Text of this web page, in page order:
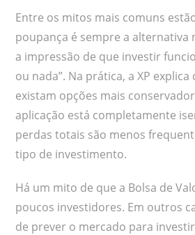
Entre os mitos mais comuns
poupança é sempre a alternativa
a impressão de que investir
ou nada”. Na prática, a XP
existam opções mais
aplicação está completamente
perdas totais são menos
tipo de investimento.
Há um mito de que a Bolsa de
poucos investidores. Em outros
de prever o mercado para